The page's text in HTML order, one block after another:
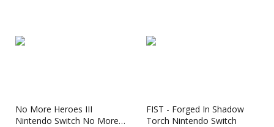
No More Heroes III
Nintendo Switch No More
FIST - Forged In Shadow
Torch Nintendo Switch